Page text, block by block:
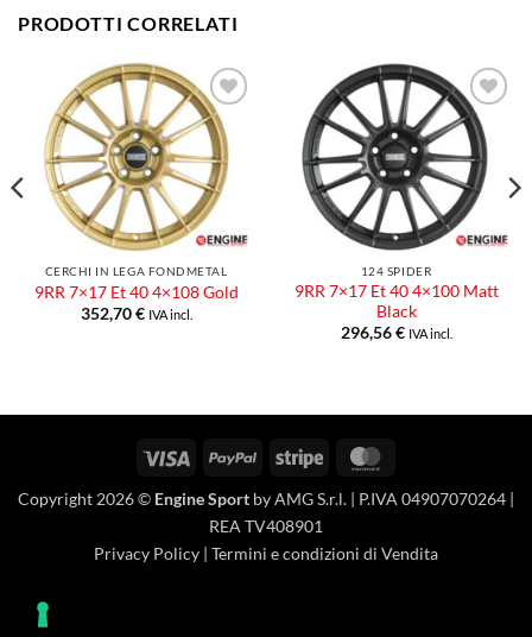
PRODOTTI CORRELATI
Aggiungi
alla lista
dei
desideri
CERCHI IN LEGA FONDMETAL
9RR 7×17 Et 40 4×108 Gold
352,70€ IVA incl.
Aggiungi
alla lista
dei
desideri
124 SPIDER
9RR 7×17 Et 40 4×100 Matt
Black
296,56€ IVA incl.
Visa PayPal Stripe
Copyright 2026 © Engine Sport by AMG S.r.l. | P.IVA 04907070264 |
REA TV408901
Privacy Policy | Termini e condizioni di Vendita